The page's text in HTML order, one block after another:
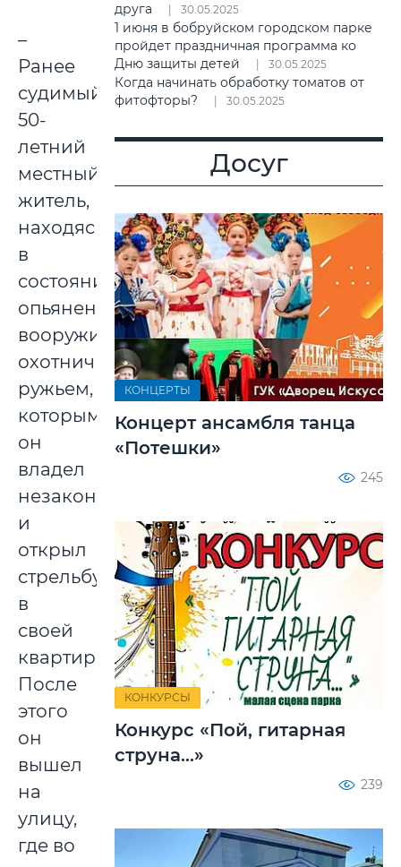
–
Ранее
судимый
50-
летний
местный
житель,
находясь
в
состоянии
опьянения,
вооружился
охотничьим
ружьем,
которым
он
владел
незаконно,
и
открыл
стрельбу
в
своей
квартире.
После
этого
он
вышел
на
улицу,
где во
друга
30.05.2025
1 июня в бобруйском городском парке
пройдет праздничная программа ко
Дню защиты детей
30.05.2025
Когда начинать обработку томатов от
фитофторы?
30.05.2025
Досуг
КОНЦЕРТЫ
Концерт ансамбля танца
«Потешки»
245
КОНКУРСЫ
Конкурс «Пой, гитарная
струна...»
239